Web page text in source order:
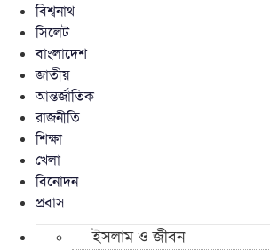
বিশ্বনাথ
সিলেট
বাংলাদেশ
জাতীয়
আন্তর্জাতিক
রাজনীতি
শিক্ষা
খেলা
বিনোদন
প্রবাস
ইসলাম ও জীবন